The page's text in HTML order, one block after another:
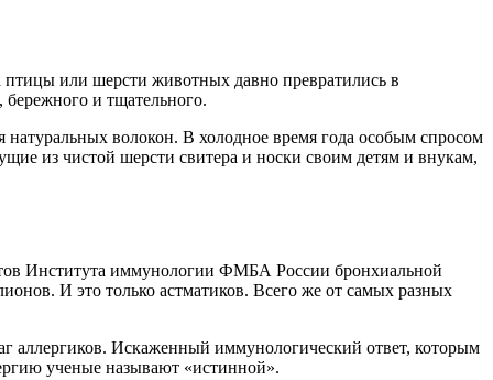
птицы или шерсти животных давно превратились в
бережного и тщательного.
волокон. В холодное время года особым спросом
из чистой шерсти свитера и носки своим детям и внукам,
Института иммунологии ФМБА России бронхиальной
И это только астматиков. Всего же от самых разных
аллергиков. Искаженный иммунологический ответ, которым
ученые называют «истинной».